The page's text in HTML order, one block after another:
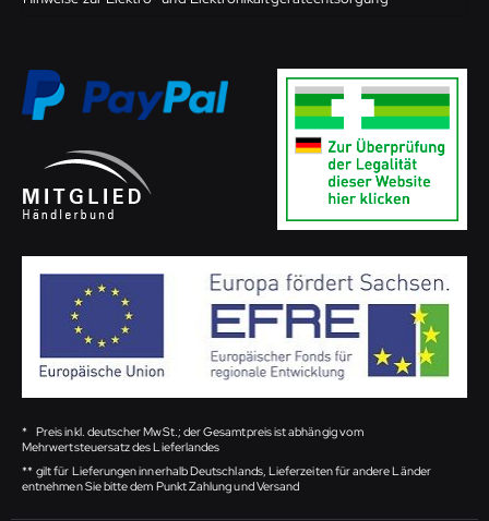
* Preis inkl. deutscher MwSt.; der Gesamtpreis ist abhängig vom
Mehrwertsteuersatz des Lieferlandes
** gilt für Lieferungen innerhalb Deutschlands, Lieferzeiten für andere Länder
entnehmen Sie bitte dem Punkt Zahlung und Versand